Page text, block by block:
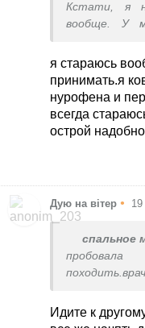
Кстати, я
вообще. У
принимала.
Принимала
результат.
я стараюсь
принимать.я
нурофена и
всегда
острой
Дую на вітер •
спальное
Идите к